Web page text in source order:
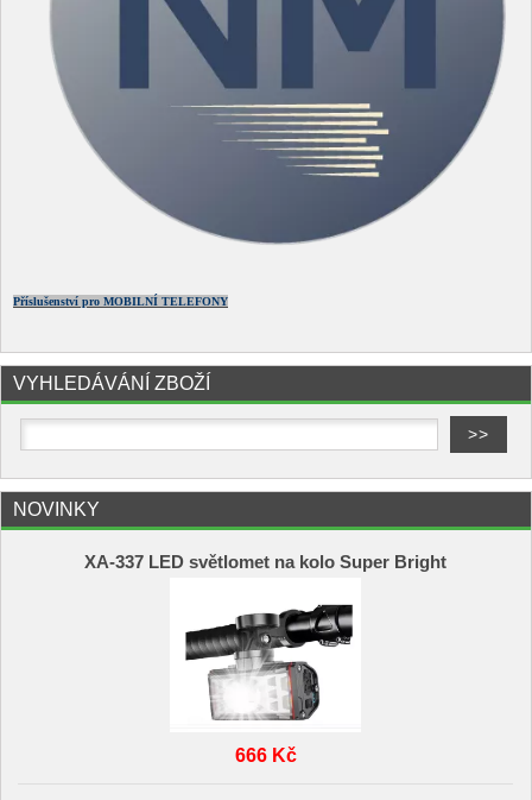
Příslušenství pro MOBILNÍ TELEFONY
VYHLEDÁVÁNÍ ZBOŽÍ
NOVINKY
XA-337 LED světlomet na kolo Super Bright
666 Kč